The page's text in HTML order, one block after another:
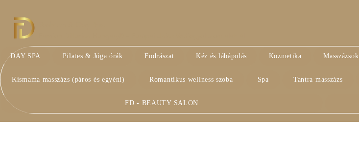
DAY SPA Pilates & Jóga órák Fodrászat Kéz és lábápolás Kozmetika Masszázsok
Kismama masszázs (páros és egyéni) Romantikus wellness szoba Spa Tantra masszázs
FD - BEAUTY SALON